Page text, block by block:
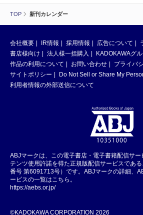
TOP 新刊カレンダー
会社概要 IR情報 採用情報 広告について
書店様向け
法人様一括購入
KADOKAWAグ
作品の利用について
お問い合わせ
プライバ
サイトポリシー
Do Not Sell or Share My
利用者情報の外部送信について
ABJマークは、この電子書店・電子書籍配信サ
テンツ使用許諾を得た正規版配信サービスであ
番号 第6091713号）です。ABJマークの詳細、
ービスの一覧はこちら。
https://aebs.or.jp/
©KADOKAWA CORPORATION 2026